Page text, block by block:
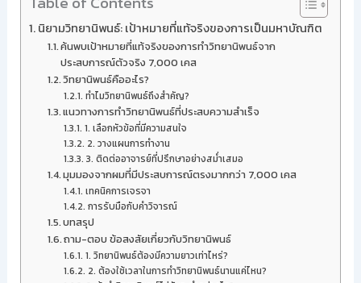
นิยามวิทยานิพนธ์: เป้าหมายที่แท้จริงของการเป็นมหาบัณฑิต
ค้นพบเป้าหมายที่แท้จริงของการทำวิทยานิพนธ์จาก
ประสบการณ์ตัวจริง 7,000 เคส
วิทยานิพนธ์คืออะไร?
ทำไมวิทยานิพนธ์ถึงสำคัญ?
แนวทางการทำวิทยานิพนธ์ที่ประสบความสำเร็จ
1. เลือกหัวข้อที่มีความสนใจ
2. วางแผนการทำงาน
3. ติดต่ออาจารย์ที่ปรึกษาอย่างสม่ำเสมอ
มุมมองจากผมที่มีประสบการณ์ตรงมากกว่า 7,000 เคส
เทคนิคการเจรจา
การรับมือกับคำวิจารณ์
บทสรุป
ถาม-ตอบ ข้อสงสัยเกี่ยวกับวิทยานิพนธ์
1. วิทยานิพนธ์ต้องมีความยาวเท่าไหร่?
2. ต้องใช้เวลาในการทำวิทยานิพนธ์นานแค่ไหน?